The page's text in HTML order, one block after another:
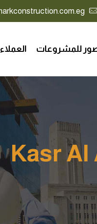
للمشروعات العملاء
Kasr Al